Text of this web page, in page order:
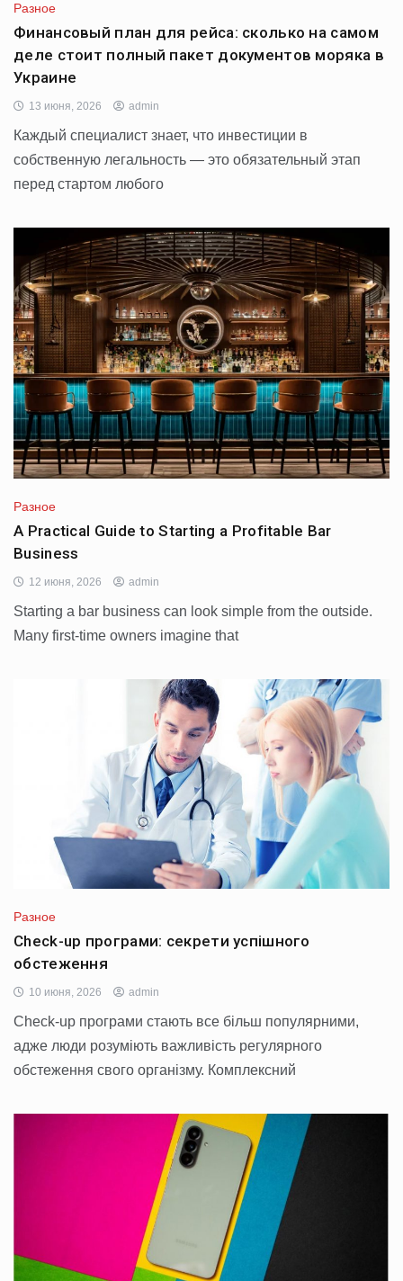
Разное
Финансовый план для рейса: сколько на самом
деле стоит полный пакет документов моряка в
Украине
13 июня, 2026 admin
Каждый специалист знает, что инвестиции в
собственную легальность — это обязательный этап
перед стартом любого
Разное
A Practical Guide to Starting a Profitable Bar
Business
12 июня, 2026 admin
Starting a bar business can look simple from the outside.
Many first-time owners imagine that
Разное
Check-up програми: секрети успішного
обстеження
10 июня, 2026 admin
Check-up програми стають все більш популярними,
адже люди розуміють важливість регулярного
обстеження свого організму. Комплексний